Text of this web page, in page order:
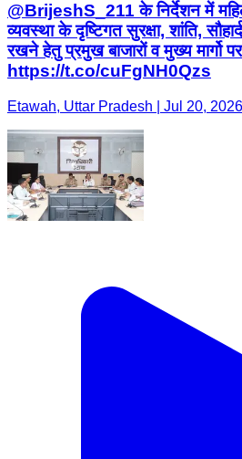
@BrijeshS_211 के निर्देशन में महिला
व्यवस्था के दृष्टिगत सुरक्षा, शांति,
रखने हेतु प्रमुख बाजारों व मुख्य मार्गो
https://t.co/cuFgNH0Qzs
Etawah, Uttar Pradesh | Jul 20, 2026